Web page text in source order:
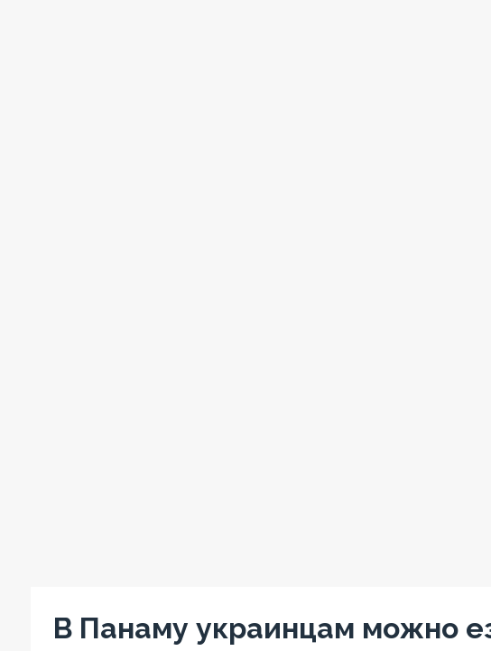
В Панаму украинцам можно